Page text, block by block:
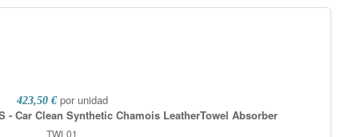
423,50 € por unidad
Car Clean Synthetic Chamois LeatherTowel Absorber
TWL01